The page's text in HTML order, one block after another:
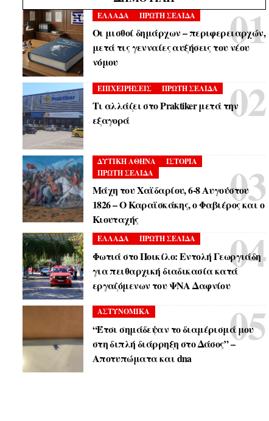
ΕΛΛΑΔΑ ΠΡΩΤΗ ΣΕΛΙΔΑ
Οι μισθοί δημάρχων – περιφερειαρχών,
μετά τις γενναίες αυξήσεις του νέου
νόμου
ΕΠΙΧΕΙΡΗΣΕΙΣ ΠΡΩΤΗ ΣΕΛΙΔΑ
Τι αλλάζει στο Praktiker μετά την
εξαγορά
ΔΥΤΙΚΗ ΑΘΗΝΑ
ΙΣΤΟΡΙΑ
ΠΡΩΤΗ ΣΕΛΙΔΑ
Μάχη του Χαϊδαρίου, 6-8 Αυγούστου
1826 – Ο Καραϊσκάκης, ο Φαβιέρος και ο
Κιουταχής
ΕΛΛΑΔΑ ΠΡΩΤΗ ΣΕΛΙΔΑ
Φωτιά στο Ποικίλο: Εντολή Γεωργιάδη
για πειθαρχική διαδικασία κατά
εργαζόμενων του ΨΝΑ Δαφνίου
ΑΣΤΥΝΟΜΙΚΑ
“Έτσι σημάδεψαν το διαμέρισμά μου
στη διπλή διάρρηξη στο Δάσος” –
Αποτυπώματα και dna